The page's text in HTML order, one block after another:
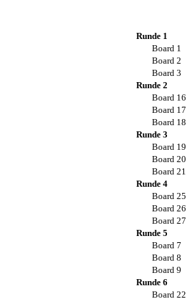
Runde 1
Board 1
Board 2
Board 3
Runde 2
Board 16
Board 17
Board 18
Runde 3
Board 19
Board 20
Board 21
Runde 4
Board 25
Board 26
Board 27
Runde 5
Board 7
Board 8
Board 9
Runde 6
Board 22